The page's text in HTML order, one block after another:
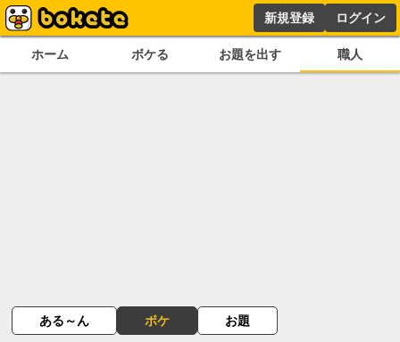
新規登録 ログイン
ホーム ボケる お題を出す 職人
ある～ん ボケ お題